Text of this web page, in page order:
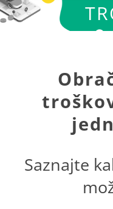
Saznajte